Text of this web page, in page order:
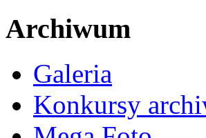
Archiwum
Galeria
Konkursy